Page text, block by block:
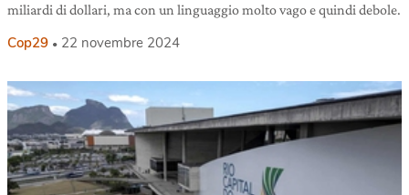
miliardi di dollari, ma con un linguaggio molto vago e quindi debole.
Cop29 22 novembre 2024